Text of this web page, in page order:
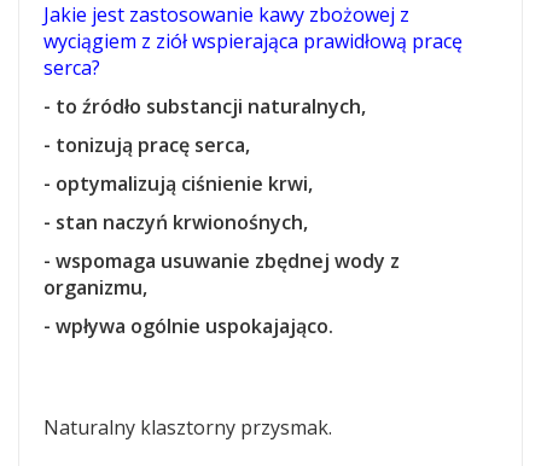
Jakie jest zastosowanie kawy zbożowej z
wyciągiem z ziół wspierająca prawidłową pracę
serca?
- to źródło substancji naturalnych,
- tonizują pracę serca,
- optymalizują ciśnienie krwi,
- stan naczyń krwionośnych,
- wspomaga usuwanie zbędnej wody z
organizmu,
- wpływa ogólnie uspokajająco.
Naturalny klasztorny przysmak.